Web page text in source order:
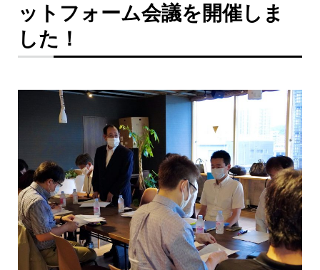
ットフォーム会議を開催しま
した！